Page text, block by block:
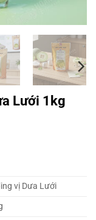
Lưới 1kg
vị Dưa Lưới